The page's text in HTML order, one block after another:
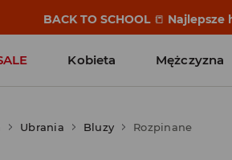
BACK TO SCHOOL 📒 Najlepsze
Kobieta Mężczyzna
Ubrania Bluzy Rozpinane